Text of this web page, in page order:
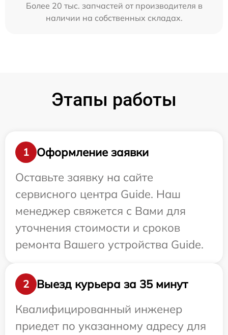
Более 20 тыс. запчастей от производителя в
наличии на собственных складах.
Этапы работы
1
Оформление заявки
Оставьте заявку на сайте
сервисного центра Guide. Наш
менеджер свяжется с Вами для
уточнения стоимости и сроков
ремонта Вашего устройства Guide.
2
Выезд курьера за 35 минут
Квалифицированный инженер
приедет по указанному адресу для